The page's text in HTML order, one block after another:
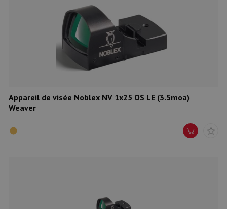
Appareil de visée Noblex NV 1x25 OS LE (3.5moa)
Weaver